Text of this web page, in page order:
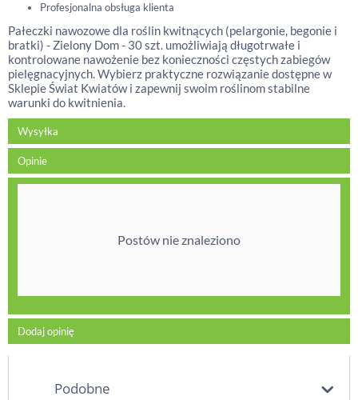
Profesjonalna obsługa klienta
Pałeczki nawozowe dla roślin kwitnących (pelargonie, begonie i
bratki) - Zielony Dom - 30 szt. umożliwiają długotrwałe i
kontrolowane nawożenie bez konieczności częstych zabiegów
pielęgnacyjnych. Wybierz praktyczne rozwiązanie dostępne w
Sklepie Świat Kwiatów i zapewnij swoim roślinom stabilne
warunki do kwitnienia.
Wysyłka
Opinie
Postów nie znaleziono
Dodaj opinię
Podobne